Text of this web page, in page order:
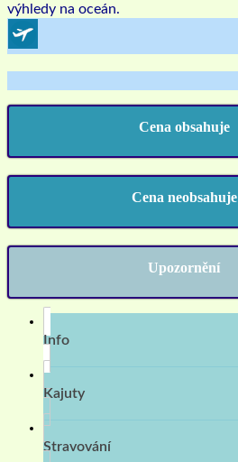
výhledy na oceán.
Cena obsahuje
Cena neobsahuje
Upozornění
Info
Kajuty
Stravování